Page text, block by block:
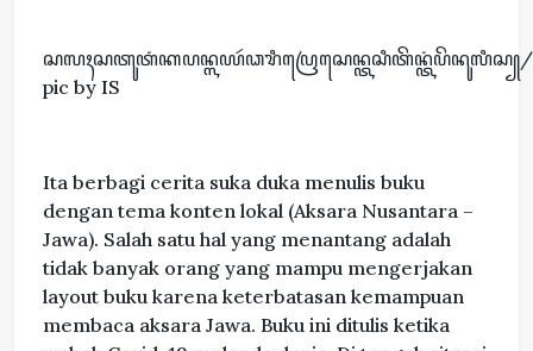
ꦱꦭꦃꦱꦠꦸꦠꦁꦏꦥꦤ꧀ꦭꦪꦂꦣꦫꦶꦥꦿꦺꦱꦺꦤ꧀ꦠꦱꦶꦠꦼꦤ꧀ꦠꦁꦥꦼꦤꦸꦭꦶꦱ꧀/
pic by IS
Ita berbagi cerita suka duka menulis buku
dengan tema konten lokal (Aksara Nusantara –
Jawa). Salah satu hal yang menantang adalah
tidak banyak orang yang mampu mengerjakan
layout buku karena keterbatasan kemampuan
membaca aksara Jawa. Buku ini ditulis ketika